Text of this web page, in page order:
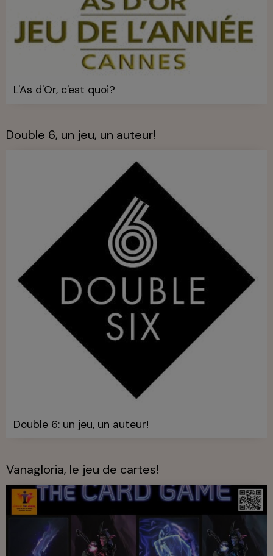
L'As d'Or, c'est quoi?
Double 6, un jeu, un auteur!
Double 6: un jeu, un auteur!
Vanagloria, le jeu de cartes!